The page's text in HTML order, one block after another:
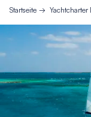
Startseite Yachtcharter